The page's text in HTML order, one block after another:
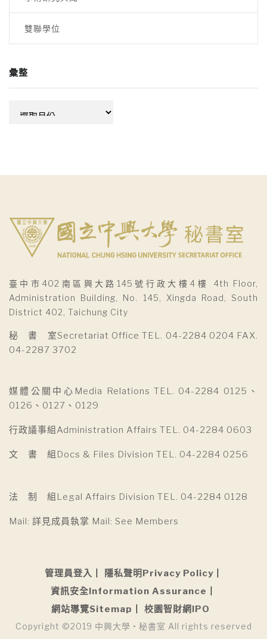
雙聯學位
彙整
臺中市402南區興大路145號行政大樓4樓 4th Floor,
Administration Building, No. 145, Xingda Road, South
District 402, Taichung City
秘 書 室Secretariat Office TEL. 04-2284 0204 FAX.
04-2287 3702
媒體公關中心Media Relations TEL. 04-2284 0125、
0126、0127、0129
行政議事組Administration Affairs TEL. 04-2284 0603
文 書 組Docs & Files Division TEL. 04-2284 0256
法 制 組Legal Affairs Division TEL. 04-2284 0128
Mail: 詳見成員執掌 Mail: See Members
管理員登入
隱私聲明Privacy Policy
資訊安全Information Assurance
網站導覽Sitemap
校園智財網IPO
Copyright ©2019 中興大學 • 秘書室 All rights reserved